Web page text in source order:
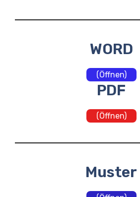
WORD
(Öffnen)
PDF
(Öffnen)
Muster